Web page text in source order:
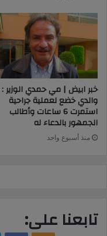
خبر ابيض | مي حمدي الوزير :
والدي خضع لعملية جراحية
استمرت 6 ساعات وأطالب
الجمهور بالدعاء له
منذ أسبوع واحد
تابعنا على: